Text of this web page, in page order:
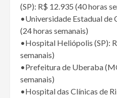
(SP): R$ 12.935 (40 horas
•Universidade Estadual de
(24 horas semanais)
•Hospital Heliópolis (SP):
semanais)
•Prefeitura de Uberaba
semanais)
•Hospital das Clínicas de